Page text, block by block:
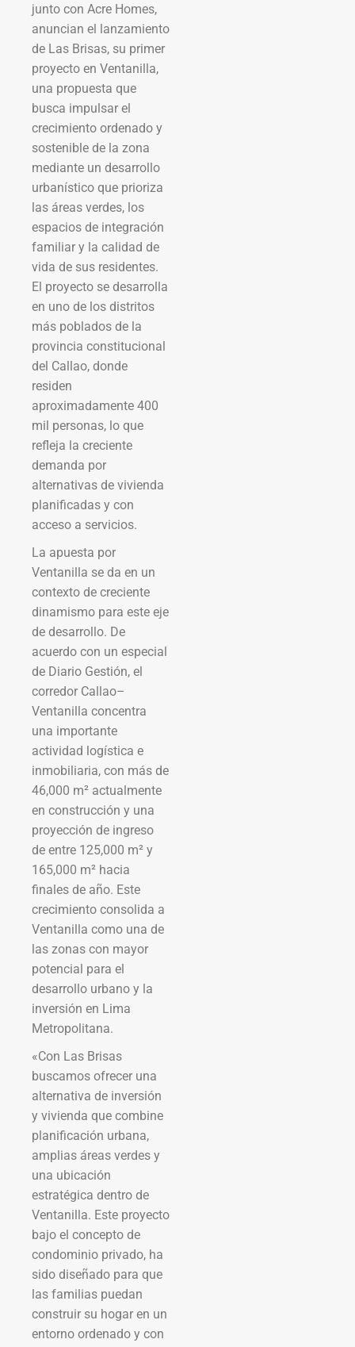
junto con Acre Homes,
anuncian el lanzamiento
de Las Brisas, su primer
proyecto en Ventanilla,
una propuesta que
busca impulsar el
crecimiento ordenado y
sostenible de la zona
mediante un desarrollo
urbanístico que prioriza
las áreas verdes, los
espacios de integración
familiar y la calidad de
vida de sus residentes.
El proyecto se desarrolla
en uno de los distritos
más poblados de la
provincia constitucional
del Callao, donde
residen
aproximadamente 400
mil personas, lo que
refleja la creciente
demanda por
alternativas de vivienda
planificadas y con
acceso a servicios.
La apuesta por
Ventanilla se da en un
contexto de creciente
dinamismo para este eje
de desarrollo. De
acuerdo con un especial
de Diario Gestión, el
corredor Callao–
Ventanilla concentra
una importante
actividad logística e
inmobiliaria, con más de
46,000 m² actualmente
en construcción y una
proyección de ingreso
de entre 125,000 m² y
165,000 m² hacia
finales de año. Este
crecimiento consolida a
Ventanilla como una de
las zonas con mayor
potencial para el
desarrollo urbano y la
inversión en Lima
Metropolitana.
«Con Las Brisas
buscamos ofrecer una
alternativa de inversión
y vivienda que combine
planificación urbana,
amplias áreas verdes y
una ubicación
estratégica dentro de
Ventanilla. Este proyecto
bajo el concepto de
condominio privado, ha
sido diseñado para que
las familias puedan
construir su hogar en un
entorno ordenado y con